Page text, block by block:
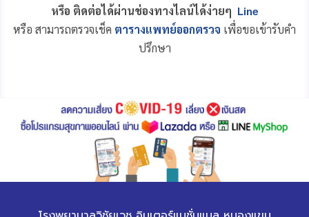
หรือ ติดต่อได้ผ่านช่องทางไลน์ได้ง่ายๆ Line
หรือ สามารถตรวจเช็ค ตารางแพทย์ออกตรวจ เพื่อขอเข้ารับคำ
ปรึกษา